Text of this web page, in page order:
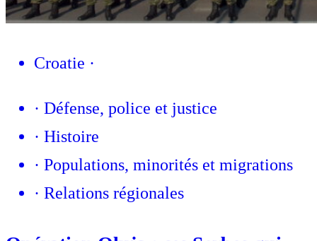
Croatie ·
· Défense, police et justice
· Histoire
· Populations, minorités et migrations
· Relations régionales